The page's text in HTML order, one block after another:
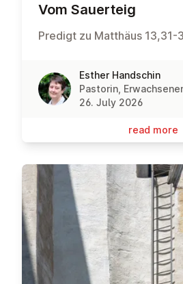
Vom Sauerteig
Predigt zu Matthäus 13,31-
Esther Handschin
Pastorin,
26. July 2026
read more